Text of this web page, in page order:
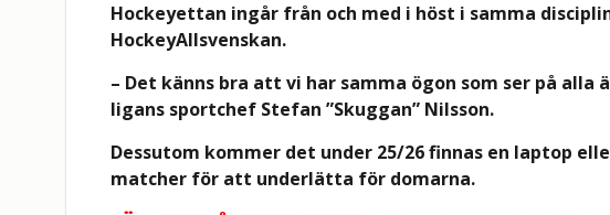
Hockeyettan ingår från och med i höst i samma
HockeyAllsvenskan.
– Det känns bra att vi har samma ögon som ser på alla
ligans sportchef Stefan ”Skuggan” Nilsson.
Dessutom kommer det under 25/26 finnas en laptop
matcher för att underlätta för domarna.